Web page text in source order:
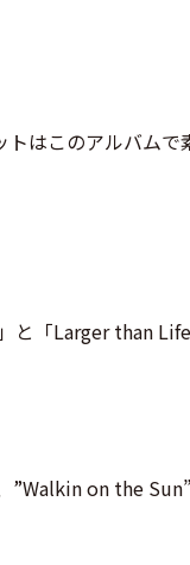
はこのアルバム
「Larger than Life
on the